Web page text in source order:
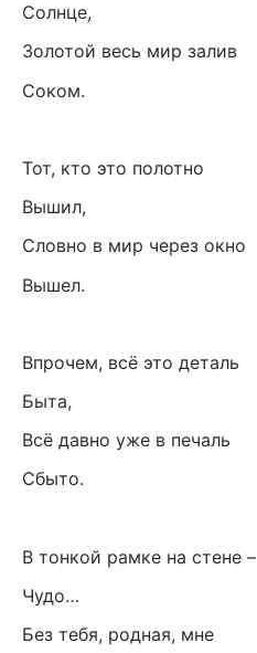
Солнце,
Золотой весь мир залив
Соком.
Тот, кто это полотно
Вышил,
Словно в мир через окно
Вышел.
Впрочем, всё это деталь
Быта,
Всё давно уже в печаль
Сбыто.
В тонкой рамке на стене –
Чудо…
Без тебя, родная, мне